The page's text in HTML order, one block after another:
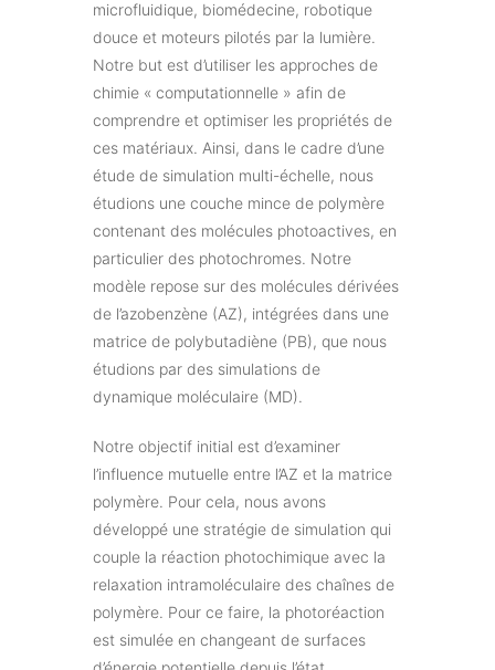
microfluidique, biomédecine, robotique
douce et moteurs pilotés par la lumière.
Notre but est d’utiliser les approches de
chimie « computationnelle » afin de
comprendre et optimiser les propriétés de
ces matériaux. Ainsi, dans le cadre d’une
étude de simulation multi-échelle, nous
étudions une couche mince de polymère
contenant des molécules photoactives, en
particulier des photochromes. Notre
modèle repose sur des molécules dérivées
de l’azobenzène (AZ), intégrées dans une
matrice de polybutadiène (PB), que nous
étudions par des simulations de
dynamique moléculaire (MD).
Notre objectif initial est d’examiner
l’influence mutuelle entre l’AZ et la matrice
polymère. Pour cela, nous avons
développé une stratégie de simulation qui
couple la réaction photochimique avec la
relaxation intramoléculaire des chaînes de
polymère. Pour ce faire, la photoréaction
est simulée en changeant de surfaces